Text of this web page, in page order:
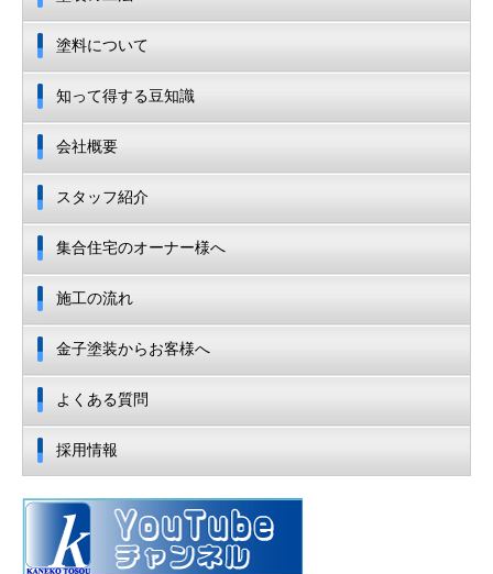
塗料について
知って得する豆知識
会社概要
スタッフ紹介
集合住宅のオーナー様へ
施工の流れ
金子塗装からお客様へ
よくある質問
採用情報